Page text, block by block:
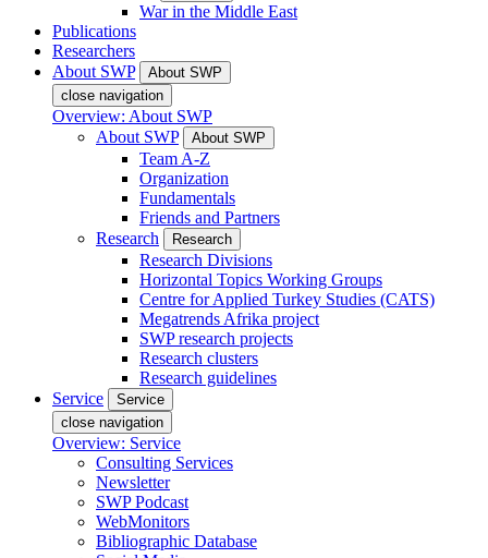
War in the Middle East
Publications
Researchers
About SWP
About SWP
close navigation
Overview: About SWP
About SWP
About SWP
Team A-Z
Organization
Fundamentals
Friends and Partners
Research
Research
Research Divisions
Horizontal Topics Working Groups
Centre for Applied Turkey Studies (CATS)
Megatrends Afrika project
SWP research projects
Research clusters
Research guidelines
Service
Service
close navigation
Overview: Service
Consulting Services
Newsletter
SWP Podcast
WebMonitors
Bibliographic Database